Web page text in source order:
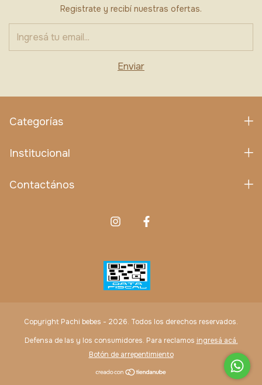
Registrate y recibí nuestras ofertas.
Categorías
Institucional
Contactános
Copyright Pachi bebes - 2026. Todos los derechos reservados.
Defensa de las y los consumidores. Para reclamos ingresá acá.
Botón de arrepentimiento